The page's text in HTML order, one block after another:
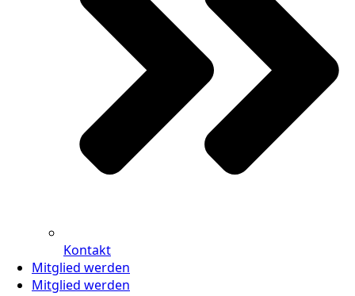
Kontakt
Mitglied werden
Mitglied werden